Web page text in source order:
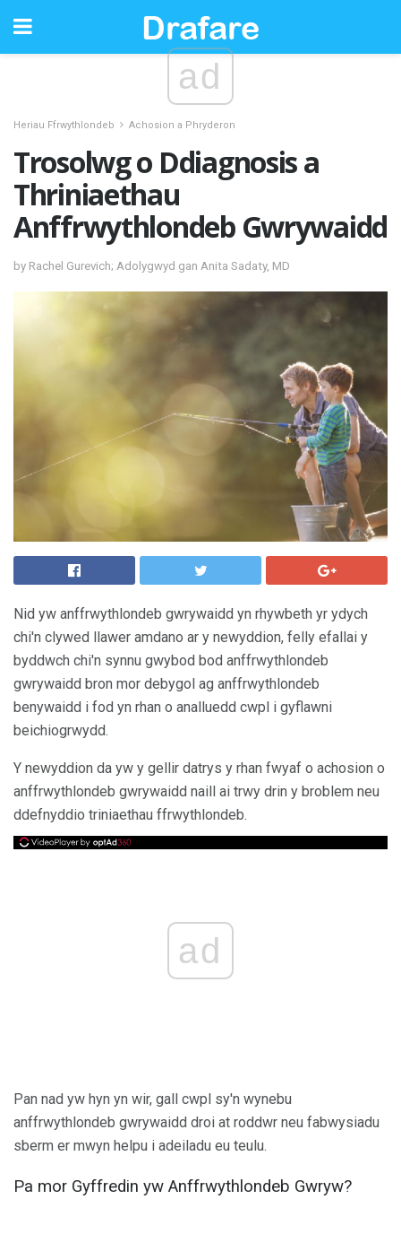
ad
Heriau Ffrwythlondeb Achosion a Phryderon
Trosolwg o Ddiagnosis a
Thriniaethau
Anffrwythlondeb Gwrywaidd
by Rachel Gurevich; Adolygwyd gan Anita Sadaty, MD
Nid yw anffrwythlondeb gwrywaidd yn rhywbeth yr ydych
chi'n clywed llawer amdano ar y newyddion, felly efallai y
byddwch chi'n synnu gwybod bod anffrwythlondeb
gwrywaidd bron mor debygol ag anffrwythlondeb
benywaidd i fod yn rhan o analluedd cwpl i gyflawni
beichiogrwydd.
Y newyddion da yw y gellir datrys y rhan fwyaf o achosion o
anffrwythlondeb gwrywaidd naill ai trwy drin y broblem neu
ddefnyddio triniaethau ffrwythlondeb.
ad
Pan nad yw hyn yn wir, gall cwpl sy'n wynebu
anffrwythlondeb gwrywaidd droi at roddwr neu fabwysiadu
sberm er mwyn helpu i adeiladu eu teulu.
Pa mor Gyffredin yw Anffrwythlondeb Gwryw?